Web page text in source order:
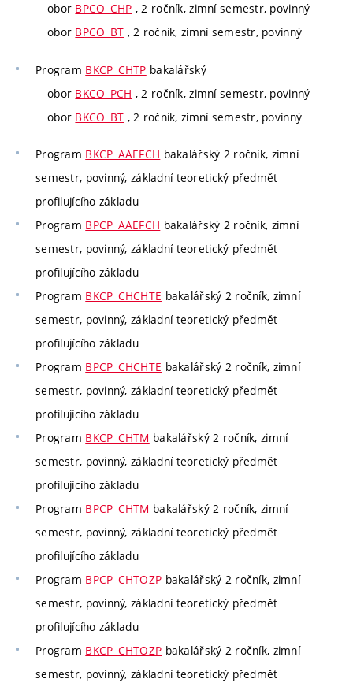
obor BPCO_CHP , 2 ročník, zimní semestr, povinný
obor BPCO_BT , 2 ročník, zimní semestr, povinný
Program BKCP_CHTP bakalářský
obor BKCO_PCH , 2 ročník, zimní semestr, povinný
obor BKCO_BT , 2 ročník, zimní semestr, povinný
Program BKCP_AAEFCH bakalářský 2 ročník, zimní
semestr, povinný, základní teoretický předmět
profilujícího základu
Program BPCP_AAEFCH bakalářský 2 ročník, zimní
semestr, povinný, základní teoretický předmět
profilujícího základu
Program BKCP_CHCHTE bakalářský 2 ročník, zimní
semestr, povinný, základní teoretický předmět
profilujícího základu
Program BPCP_CHCHTE bakalářský 2 ročník, zimní
semestr, povinný, základní teoretický předmět
profilujícího základu
Program BKCP_CHTM bakalářský 2 ročník, zimní
semestr, povinný, základní teoretický předmět
profilujícího základu
Program BPCP_CHTM bakalářský 2 ročník, zimní
semestr, povinný, základní teoretický předmět
profilujícího základu
Program BPCP_CHTOZP bakalářský 2 ročník, zimní
semestr, povinný, základní teoretický předmět
profilujícího základu
Program BKCP_CHTOZP bakalářský 2 ročník, zimní
semestr, povinný, základní teoretický předmět